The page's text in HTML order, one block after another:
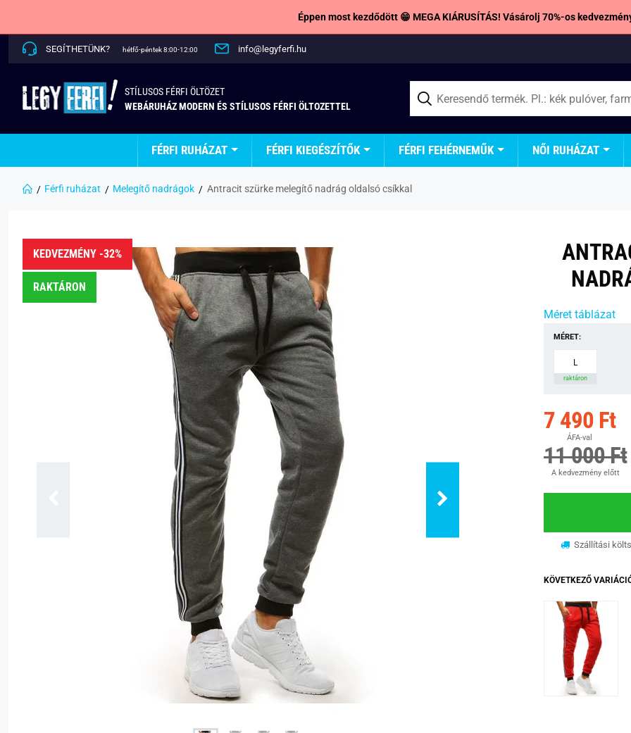
Éppen most kezdődött 😁 MEGA KIÁRUSÍTÁS! Vásárolj 70%-os
SEGÍTHETÜNK? hétfő-péntek 8:00-12:00 info@legyferfi.hu
STÍLUSOS FÉRFI ÖLTÖZET
WEBÁRUHÁZ MODERN ÉS STÍLUSOS FÉRFI ÖLTOZETTEL
FÉRFI RUHÁZAT FÉRFI KIEGÉSZÍTŐK FÉRFI FEHÉRNEMŰK NŐI RUHÁZAT
Férfi ruházat Melegítő nadrágok Antracit szürke melegítő nadrág oldalsó csíkkal
KEDVEZMÉNY -32%
RAKTÁRON
Méret táblázat
MÉRET:
L
raktáron
7 490 Ft
ÁFA-val
11 000 Ft
A kedvezmény előtt
Szállítási
KÖVETKEZŐ